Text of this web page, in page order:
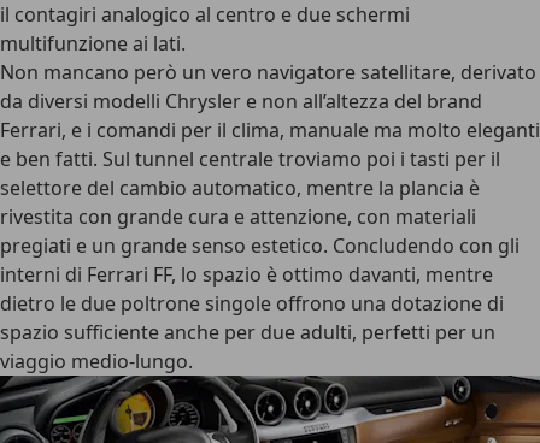
il contagiri analogico al centro e due schermi
multifunzione ai lati.
Non mancano però un vero navigatore satellitare, derivato
da diversi modelli Chrysler e non all’altezza del brand
Ferrari, e i comandi per il clima, manuale ma molto eleganti
e ben fatti. Sul tunnel centrale troviamo poi i tasti per il
selettore del cambio automatico, mentre la plancia è
rivestita con grande cura e attenzione, con materiali
pregiati e un grande senso estetico. Concludendo con gli
interni di Ferrari FF, lo spazio è ottimo davanti, mentre
dietro le due poltrone singole offrono una dotazione di
spazio sufficiente anche per due adulti, perfetti per un
viaggio medio-lungo.